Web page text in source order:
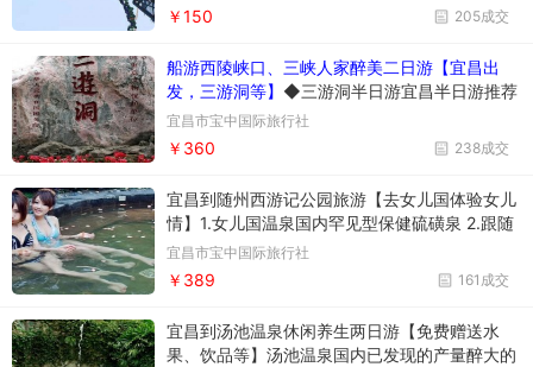
205成交
￥150
船游西陵峡口、三峡人家醉美二日游【宜昌出
发，三游洞等】 ◆三游洞半日游宜昌半日游推荐
线路，游览西陵峡口明珠、诗文山水、清爽“幻
境”--三游洞：观西陵峡口风光，走三峡古栈道，
探访人文古洞三游洞，体验不一样的峡江风韵
宜昌市宝中国际旅行社
238成交
￥360
宜昌到随州西游记公园旅游【去女儿国体验女儿
情】1.女儿国温泉国内罕见型保健硫磺泉 2.跟随
唐僧师徒一起去体验女儿国风情吧
宜昌市宝中国际旅行社
161成交
￥389
宜昌到汤池温泉休闲养生两日游【免费赠送水
果、饮品等】汤池温泉国内已发现的产量醉大的